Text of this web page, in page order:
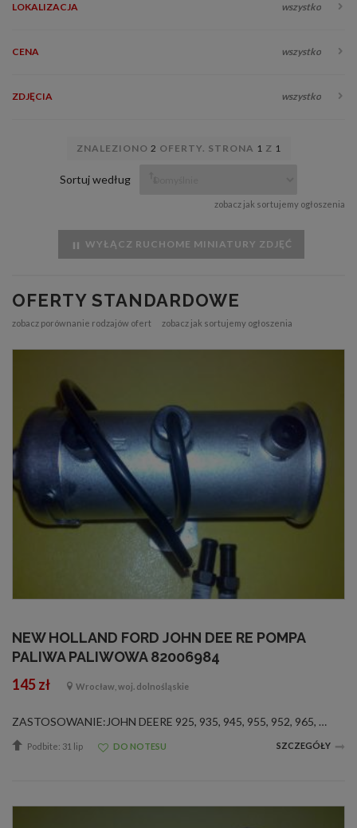
LOKALIZACJA wszystko
CENA wszystko
ZDJĘCIA wszystko
ZNALEZIONO 2 OFERTY. STRONA 1 Z 1
Sortuj według
zobacz jak sortujemy ogłoszenia
WYŁĄCZ RUCHOME MINIATURY ZDJĘĆ
OFERTY STANDARDOWE
zobacz porównanie rodzajów ofert zobacz jak sortujemy ogłoszenia
NEW HOLLAND FORD JOHN DEE RE POMPA
PALIWA PALIWOWA 82006984
145 zł Wrocław, woj. dolnośląskie
ZASTOSOWANIE:JOHN DEERE 925, 935, 945, 955, 952, 965, 975 i inne. FORD NEW HOLLAND 8160, 8260, 8360, 8560 i inneOE82006984
Podbite: 31 lip DO NOTESU SZCZEGÓŁY